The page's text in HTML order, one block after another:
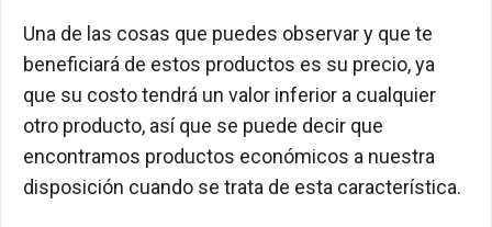
Una de las cosas que puedes observar y que te
beneficiará de estos productos es su precio, ya
que su costo tendrá un valor inferior a cualquier
otro producto, así que se puede decir que
encontramos productos económicos a nuestra
disposición cuando se trata de esta característica.